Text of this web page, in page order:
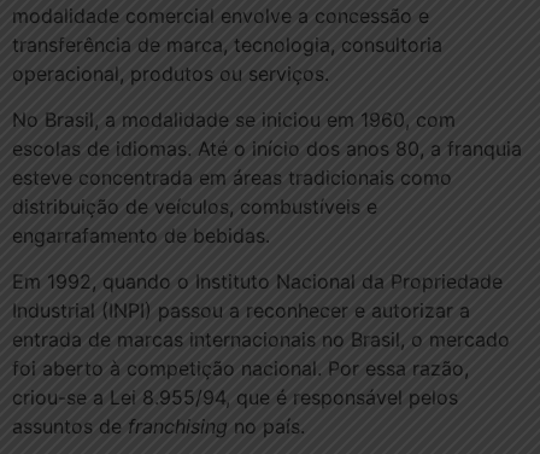
modalidade comercial envolve a concessão e
transferência de marca, tecnologia, consultoria
operacional, produtos ou serviços.
No Brasil, a modalidade se iniciou em 1960, com
escolas de idiomas. Até o início dos anos 80, a franquia
esteve concentrada em áreas tradicionais como
distribuição de veículos, combustíveis e
engarrafamento de bebidas.
Em 1992, quando o Instituto Nacional da Propriedade
Industrial (INPI) passou a reconhecer e autorizar a
entrada de marcas internacionais no Brasil, o mercado
foi aberto à competição nacional. Por essa razão,
criou-se a Lei 8.955/94, que é responsável pelos
assuntos de franchising no país.